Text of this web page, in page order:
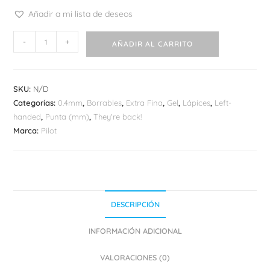
Añadir a mi lista de deseos
Frixion
cantidad
- + AÑADIR AL CARRITO
SKU: N/D
Categorías: 0.4mm, Borrables, Extra Fina,Gel, Lápices, Left-
handed, Punta (mm),They're back!
Marca: Pilot
DESCRIPCIÓN
INFORMACIÓN ADICIONAL
VALORACIONES (0)